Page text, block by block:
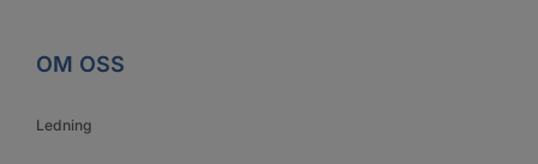
OM OSS
Ledning